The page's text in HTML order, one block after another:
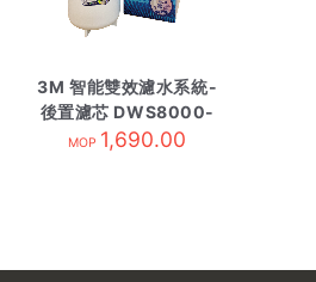
3M 智能雙效濾水系統-
後置濾芯 DWS8000-
C-CN
MOP 1,690.00